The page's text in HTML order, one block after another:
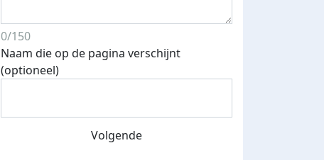
0/150
Naam die op de pagina verschijnt
(optioneel)
Volgende